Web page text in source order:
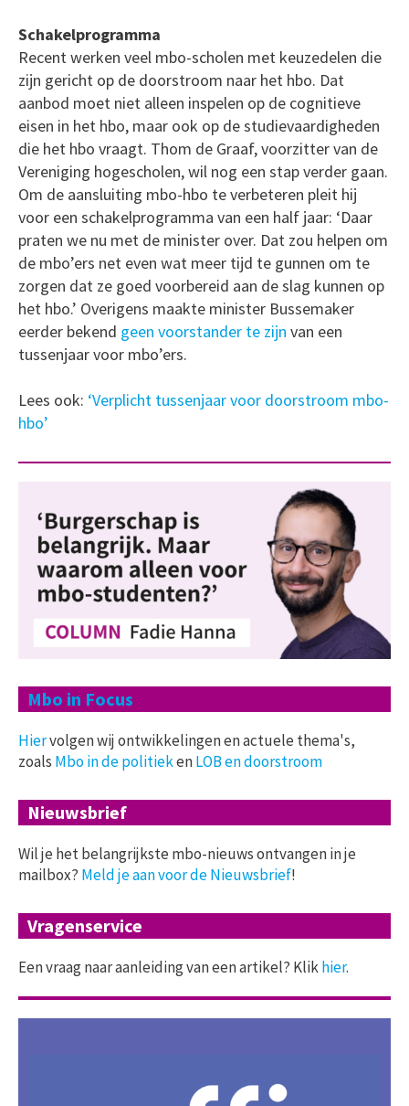
Schakelprogramma
Recent werken veel mbo-scholen met keuzedelen die
zijn gericht op de doorstroom naar het hbo. Dat
aanbod moet niet alleen inspelen op de cognitieve
eisen in het hbo, maar ook op de studievaardigheden
die het hbo vraagt. Thom de Graaf, voorzitter van de
Vereniging hogescholen, wil nog een stap verder gaan.
Om de aansluiting mbo-hbo te verbeteren pleit hij
voor een schakelprogramma van een half jaar: ‘Daar
praten we nu met de minister over. Dat zou helpen om
de mbo’ers net even wat meer tijd te gunnen om te
zorgen dat ze goed voorbereid aan de slag kunnen op
het hbo.’ Overigens maakte minister Bussemaker
eerder bekend geen voorstander te zijn van een
tussenjaar voor mbo’ers.
Lees ook: ‘Verplicht tussenjaar voor doorstroom mbo-
hbo’
Mbo in Focus
Hiervolgen wij ontwikkelingen en actuele thema's,
zoals Mbo in de politiekenLOB en doorstroom
Nieuwsbrief
Wil je het belangrijkste mbo-nieuws ontvangen in je
mailbox? Meld je aan voor de Nieuwsbrief!
Vragenservice
Een vraag naar aanleiding van een artikel? Klikhier.